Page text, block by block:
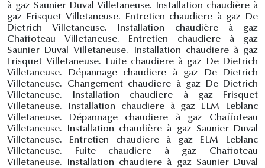
à gaz Saunier Duval Villetaneuse. Installation chaudière à
gaz Frisquet Villetaneuse. Entretien chaudiere à gaz De
Dietrich Villetaneuse. Installation chaudière à gaz
Chaffoteau Villetaneuse. Entretien chaudiere à gaz
Saunier Duval Villetaneuse. Installation chaudiere à gaz
Frisquet Villetaneuse. Fuite chaudiere à gaz De Dietrich
Villetaneuse. Dépannage chaudiere à gaz De Dietrich
Villetaneuse. Changement chaudiere à gaz De Dietrich
Villetaneuse. Installation chaudiere à gaz Frisquet
Villetaneuse. Installation chaudiere à gaz ELM Leblanc
Villetaneuse. Dépannage chaudiere à gaz Chaffoteau
Villetaneuse. Installation chaudière à gaz Saunier Duval
Villetaneuse. Entretien chaudiere à gaz ELM Leblanc
Villetaneuse. Fuite chaudiere à gaz Chaffoteau
Villetaneuse. Installation chaudiere à gaz Saunier Duval